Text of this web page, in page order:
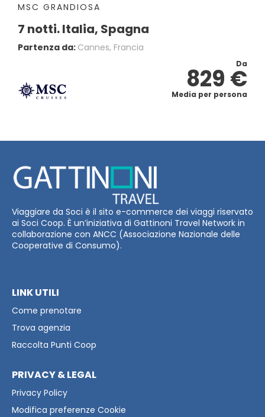
MSC GRANDIOSA
7 notti. Italia, Spagna
Partenza da: Cannes, Francia
Da
829 €
Media per persona
Viaggiare da Soci è il sito e-commerce dei viaggi riservato
ai Soci Coop. È un’iniziativa di Gattinoni Travel Network in
collaborazione con ANCC (Associazione Nazionale delle
Cooperative di Consumo).
LINK UTILI
Come prenotare
Trova agenzia
Raccolta Punti Coop
PRIVACY & LEGAL
Privacy Policy
Modifica preferenze Cookie